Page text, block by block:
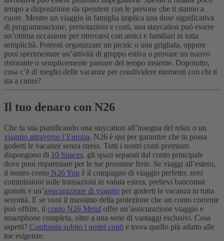
tempo a disposizione da spendere con le persone che ti stanno a
cuore. Mentre un viaggio in famiglia implica una dose significativa
di programmazione, prenotazioni e costi, una staycation può essere
un’ottima occasione per ritrovarsi con amici e familiari in tutta
semplicità. Potresti organizzare un picnic o una grigliata, oppure
puoi sperimentare un’attività di gruppo estiva o provare un nuovo
ristorante o semplicemente passare del tempo insieme. Dopotutto,
cosa c’è di meglio delle vacanze per condividere momenti con chi ti
sta a cuore?
Il tuo denaro con N26
Che tu stia pianificando una staycation all’insegna del relax o un
viaggio attraverso l’Europa, N26 è qui per garantire che tu possa
goderti le vacanze senza stress. Tutti i nostri conti premium
dispongono di 10 Spaces, gli spazi separati dal conto principale
dove puoi risparmiare per le tue prossime ferie. Se viaggi all’estero,
il nostro conto N26 You è il compagno di viaggio perfetto: zero
commissioni sulle transazioni in valuta estera, prelievi bancomat
gratuiti e un’assicurazione di viaggio per goderti la vacanza in tutta
serenità. E se vuoi il massimo della protezione che un conto corrente
può offrire, il conto N26 Metal offre un’assicurazione viaggio e
smartphone completa, oltre a una serie di vantaggi esclusivi. Cosa
aspetti? Confronta subito i nostri conti e trova quello più adatto alle
tue esigenze.